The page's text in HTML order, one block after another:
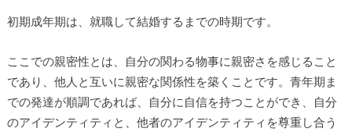
初期成年期は、就職して結婚するまでの時期です。
ここでの親密性とは、自分の関わる物事に親密さを感じること
であり、他人と互いに親密な関係性を築くことです。青年期ま
での発達が順調であれば、自分に自信を持つことができ、自分
のアイデンティティと、他者のアイデンティティを尊重し合う